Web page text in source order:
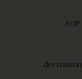
des